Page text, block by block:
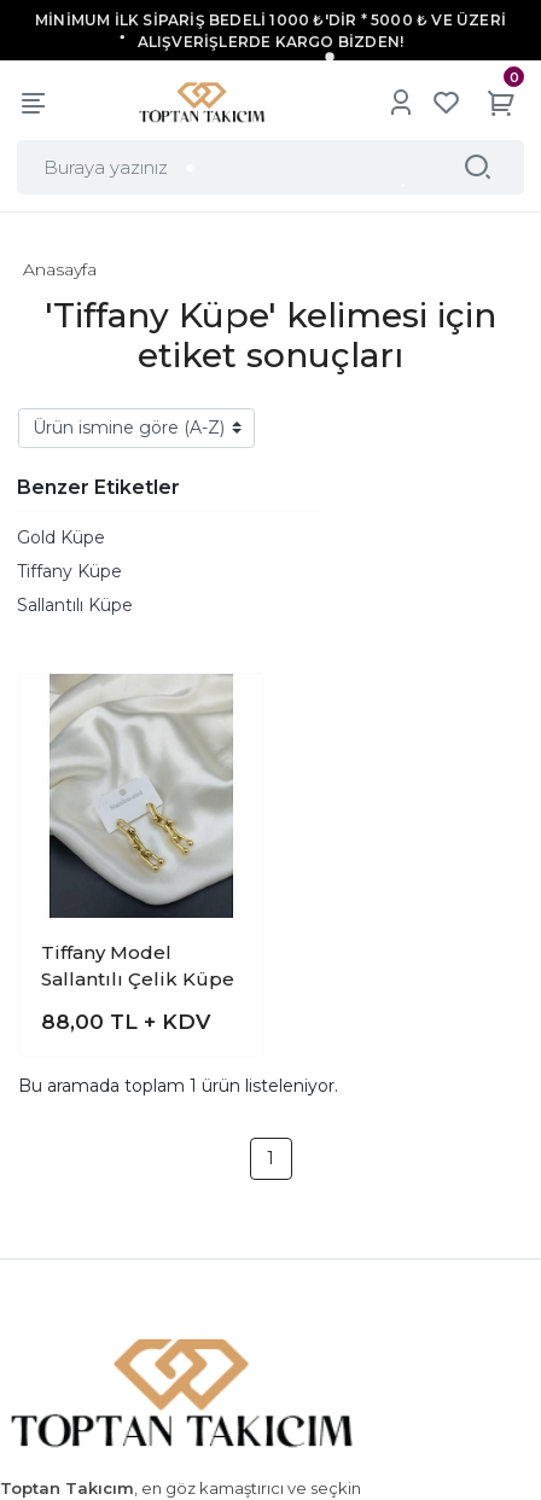
MİNİMUM İLK SİPARİŞ BEDELİ 1000 ₺'DİR * 5000 ₺ VE ÜZERİ
ALIŞVERİŞLERDE KARGO BİZDEN!
0
'Tiffany Küpe' kelimesi için
etiket sonuçları
Anasayfa
Benzer Etiketler
Gold Küpe
Tiffany Küpe
Sallantılı Küpe
Tiffany Model
Sallantılı Çelik Küpe
88,00 TL + KDV
Bu aramada toplam 1 ürün listeleniyor.
1
Toptan Takıcım , en göz kamaştırıcı ve seçkin